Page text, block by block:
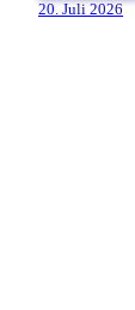
20. Juli 2026